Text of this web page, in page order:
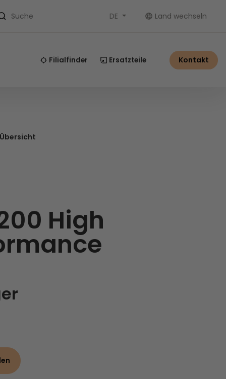
DE Land wechseln
Filialfinder Ersatzteile Kontakt
High